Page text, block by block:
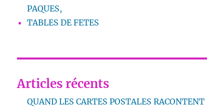
PAQUES,
TABLES DE FETES
Articles récents
QUAND LES CARTES POSTALES RACONTENT